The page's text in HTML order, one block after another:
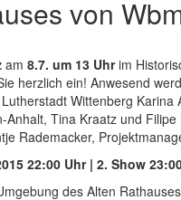
von
am 8.7. um 13 Uhrim
herzlich ein! Anwesend
Wittenberg
Anhalt, Tina Kraatz und
Rademacker,
22:00 Uhr | 2. Show
des Alten